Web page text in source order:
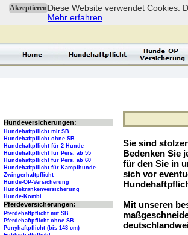
AkzeptierenDiese Website verwendet Cookies.
Mehr erfahren
Sie sind
Bedenken Sie
für den Sie in
sich vor
Mit unseren
Hundeversicherungen:
Hundehaftpflicht mit SB
Hundehaftpflicht ohne SB
Hundehaftpflicht für 2 Hunde
Hundehaftpflicht für Pers. ab 55
Hundehaftpflicht für Pers. ab 60
Hundehaftpflicht für Kampfhunde
Zwingerhaftpflicht
Hunde-OP-Versicherung
Hundekrankenversicherung
Hunde-Kombi
Pferdeversicherungen:
Pferdehaftpflicht mit SB
Pferdehaftpflicht ohne SB
Ponyhaftpflicht (bis 148 cm)